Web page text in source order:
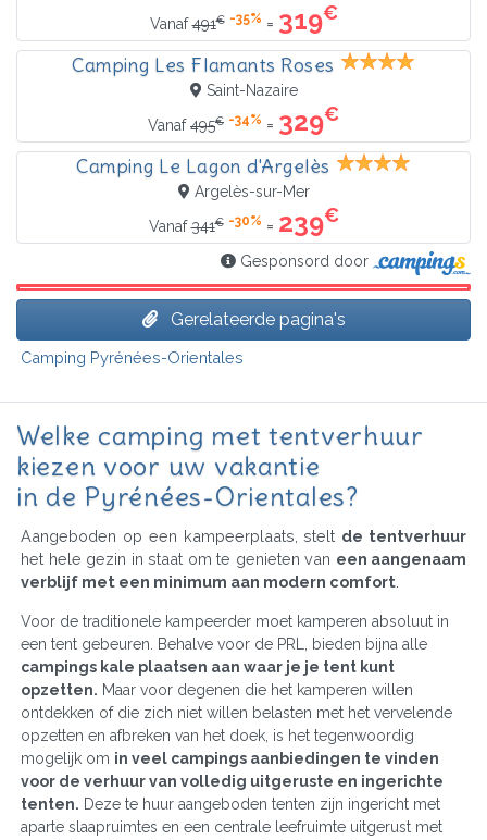
Vanaf491€ -35% = 319€
Camping Les Flamants Roses
Saint-Nazaire
Vanaf495€ -34% = 329€
Camping Le Lagon d'Argelès
Argelès-sur-Mer
Vanaf341€ -30% = 239€
Gesponsord door
Gerelateerde pagina's
Camping Pyrénées-Orientales
Welke camping met tentverhuur
kiezen voor uw vakantie
in de Pyrénées-Orientales?
Aangeboden op een kampeerplaats, stelt de tentverhuur
het hele gezin in staat om te genieten van een aangenaam
verblijf met een minimum aan modern comfort
Voor de traditionele kampeerder moet kamperen absoluut in
een tent gebeuren. Behalve voor de PRL, bieden bijna alle
campings kale plaatsen aan waar je je tent kunt
opzetten. Maar voor degenen die het kamperen willen
ontdekken of die zich niet willen belasten met het vervelende
opzetten en afbreken van het doek, is het tegenwoordig
mogelijk om in veel campings aanbiedingen te vinden
voor de verhuur van volledig uitgeruste en ingerichte
tenten. Deze te huur aangeboden tenten zijn ingericht met
aparte slaapruimtes en een centrale leefruimte uitgerust met